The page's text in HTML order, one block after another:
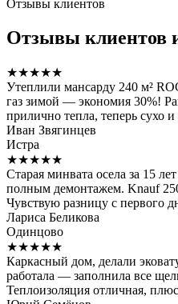
Отзывы клиентов
Отзывы клиентов
★★★★★
Утеплили мансарду 240 м²
газ зимой — экономия 30%!
прилично тепла, теперь сухо и
Иван Звягинцев
Истра
★★★★★
Старая минвата осела за 15
полным демонтажем. Knauf
Чувствую разницу с первого
Лариса Беликова
Одинцово
★★★★★
Каркасный дом, делали
работала — заполнила все
Теплоизоляция отличная,